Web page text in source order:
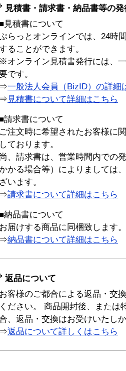
見積書・請求書・納品書等の
■見積書について
らっとオンラインでは、24時
ることができます。
※オンライン見積書発行には、
です。
⇒一般法人会員（BizID）の詳細
⇒ 見積書について詳細はこちら
■請求書について
ご注文時に希望されたお客様に
しております。
尚、請求書は、営業時間内での
かかる場合等）によりましては
ざいます。
⇒請求書について詳細はこちら
■納品書について
お届けする商品に同梱致します。
⇒納品書について詳細はこちら
返品について
お客様のご都合による返品・交
ください。 商品開封後、または
、返品・交換はお受けいたし
⇒返品について詳しくはこちら